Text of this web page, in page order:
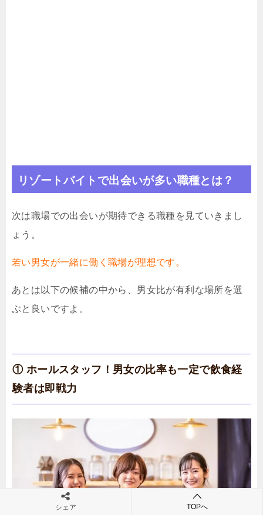
リゾートバイトで出会いが多い職種とは？
次は職場での出会いが期待できる職種を見ていきまし
ょう。
若い男女が一緒に働く職場が理想です。
あとは以下の候補の中から、男女比が有利な場所を選
ぶと良いですよ。
① ホールスタッフ！男女の比率も一定で飲食経
験者は即戦力
シェア TOPへ